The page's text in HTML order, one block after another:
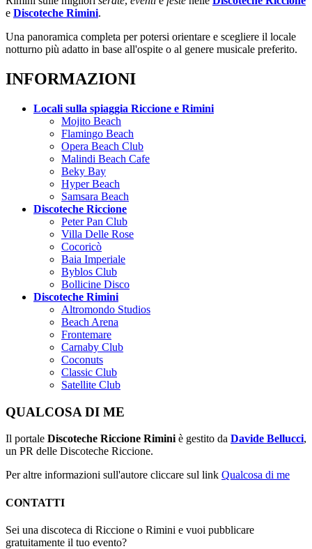
e Discoteche Rimini.
Una panoramica completa per potersi orientare e scegliere il locale
notturno più adatto in base all'ospite o al genere musicale preferito.
INFORMAZIONI
Locali sulla spiaggia Riccione e Rimini
Mojito Beach
Flamingo Beach
Opera Beach Club
Malindi Beach Cafe
Beky Bay
Hyper Beach
Samsara Beach
Discoteche Riccione
Peter Pan Club
Villa Delle Rose
Cocoricò
Baia Imperiale
Byblos Club
Bollicine Disco
Discoteche Rimini
Altromondo Studios
Beach Arena
Frontemare
Carnaby Club
Coconuts
Classic Club
Satellite Club
QUALCOSA DI ME
Il portale Discoteche Riccione Riminiè gestito da Davide Bellucci,
un PR delle Discoteche Riccione.
Per altre informazioni sull'autore cliccare sul link Qualcosa di me
CONTATTI
Sei una discoteca di Riccione o Rimini e vuoi pubblicare
gratuitamente il tuo evento?